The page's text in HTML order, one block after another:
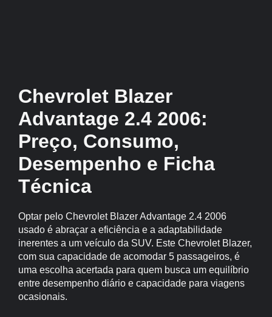
Chevrolet Blazer
Advantage 2.4 2006:
Preço, Consumo,
Desempenho e Ficha
Técnica
Optar pelo Chevrolet Blazer Advantage 2.4 2006
usado é abraçar a eficiência e a adaptabilidade
inerentes a um veículo da SUV. Este Chevrolet Blazer,
com sua capacidade de acomodar 5 passageiros, é
uma escolha acertada para quem busca um equilíbrio
entre desempenho diário e capacidade para viagens
ocasionais.